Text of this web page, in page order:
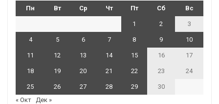
Пн Вт Ср Чт Пт Сб Вс
1 2 3
4 5 6 7 8 9 10
11 12 13 14 15 16 17
18 19 20 21 22 23 24
25 26 27 28 29
30
« Окт
Дек »